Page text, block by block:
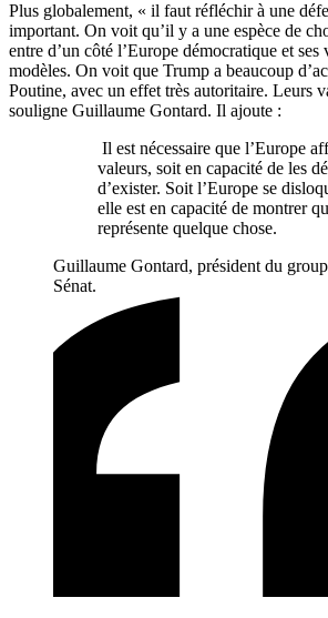
Plus globalement, « il faut réfléchir à une
important. On voit qu’il y a une espèce de
entre d’un côté l’Europe démocratique et ses
modèles. On voit que Trump a beaucoup
Poutine, avec un effet très autoritaire. Leurs
souligne Guillaume Gontard. Il ajoute :
Il est nécessaire que l’Europe
valeurs, soit en capacité de les
d’exister. Soit l’Europe se
elle est en capacité de montrer
représente quelque chose.
Guillaume Gontard, président du
Sénat.